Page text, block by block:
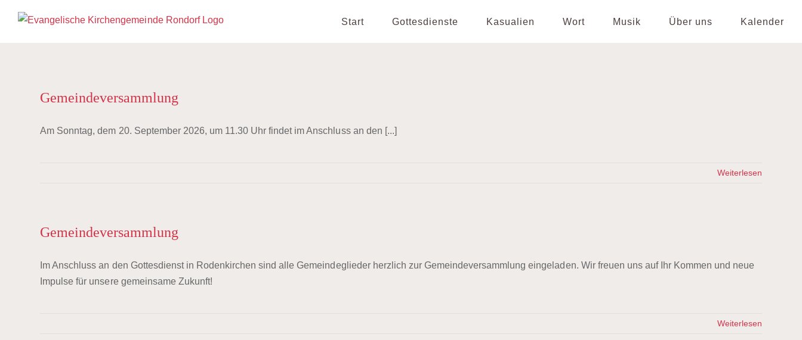
Inhalt
Start Gottesdienste Kasualien Wort Musik Über uns Kalender
Gemeindeversammlung
Am Sonntag, dem 20. September 2026, um 11.30 Uhr findet im Anschluss an den [...]
Weiterlesen
Gemeindeversammlung
Im Anschluss an den Gottesdienst in Rodenkirchen sind alle Gemeindeglieder herzlich zur Gemeindeversammlung eingeladen. Wir freuen uns auf Ihr Kommen und neue
Impulse für unsere gemeinsame Zukunft!
Weiterlesen